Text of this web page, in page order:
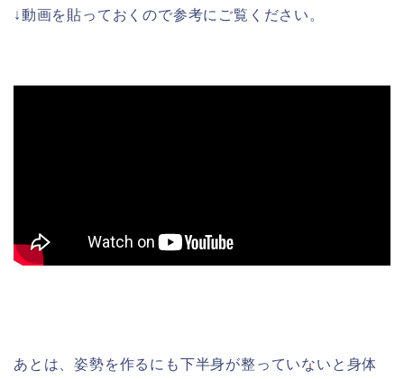
↓動画を貼っておくので参考にご覧ください。
あとは、姿勢を作るにも下半身が整っていないと身体